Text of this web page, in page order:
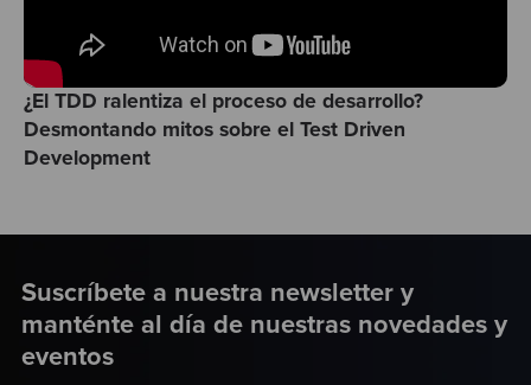
¿El TDD ralentiza el proceso de desarrollo?
Desmontando mitos sobre el Test Driven
Development
Suscríbete a nuestra newsletter y
manténte al día de nuestras novedades y
eventos